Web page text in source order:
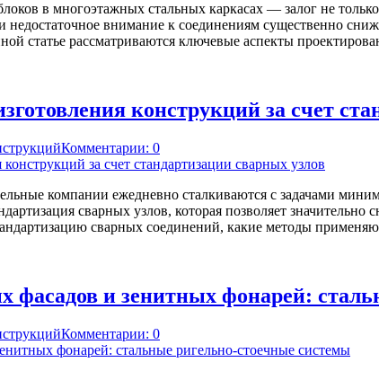
в многоэтажных стальных каркасах — залог не
недостаточное внимание к соединениям существенно
статье рассматриваются ключевые аспекты
конструкций за счет
Комментарии: 0
компании ежедневно сталкиваются с задачами
сварных узлов, которая позволяет
сварных соединений, какие методы
фасадов и зенитных фонарей:
Комментарии: 0